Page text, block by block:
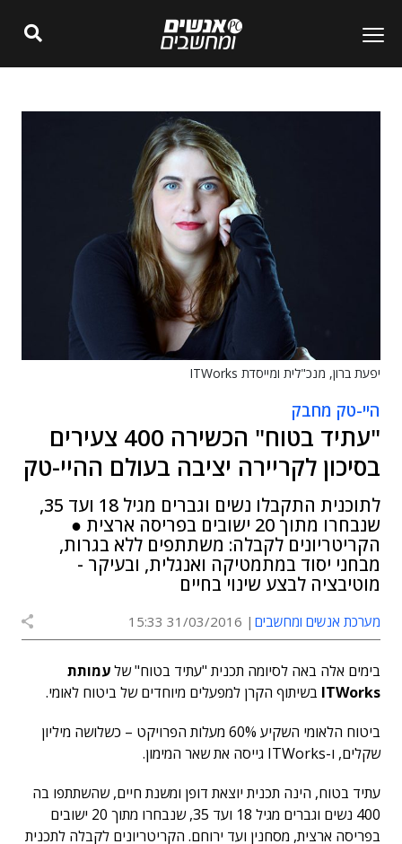
יפעת ברון, מנכ"לית ומייסדת ITWorks
היי-טק מחבק
"עתיד בטוח" הכשירה 400 צעירים
בסיכון לקריירה יציבה בעולם ההיי-טק
לתוכנית התקבלו נשים וגברים מגיל 18 ועד 35,
שנבחרו מתוך 20 ישובים בפריסה ארצית ●
הקריטריונים לקבלה: משתתפים ללא בגרות,
מבחני יסוד במתמטיקה ואנגלית, ובעיקר -
מוטיבציה לבצע שינוי בחיים
מערכת אנשים ומחשבים 31/03/2016 15:33
בימים אלה באה לסיומה תכנית "עתיד בטוח" שלעמותת
ITWorks בשיתוף הקרן למפעלים מיוחדים של ביטוח לאומי.
ביטוח הלאומי השקיע 60% מעלות הפרויקט – כשלושה מיליון
שקלים, ו-ITWorks גייסה את שאר המימון.
עתיד בטוח, הינה תכנית יוצאת דופן ומשנת חיים, שהשתתפו בה
400 נשים וגברים מגיל 18 ועד 35, שנבחרו מתוך 20 ישובים
בפריסה ארצית, מסחנין ועד ירוחם. הקריטריונים לקבלה לתכנית